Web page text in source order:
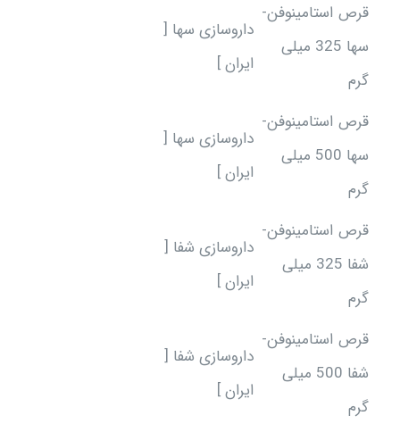
قرص استامینوفن-
سها 325 میلی
گرم
داروسازی سها [
ایران ]
قرص استامینوفن-
سها 500 میلی
گرم
داروسازی سها [
ایران ]
قرص استامینوفن-
شفا 325 میلی
گرم
داروسازی شفا [
ایران ]
قرص استامینوفن-
شفا 500 میلی
گرم
داروسازی شفا [
ایران ]